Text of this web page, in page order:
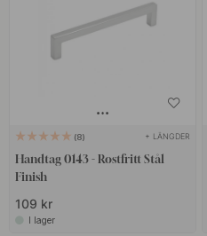
8 + LÄNGDER
Handtag 0143 - Rostfritt Stål
Finish
109 kr
I lager